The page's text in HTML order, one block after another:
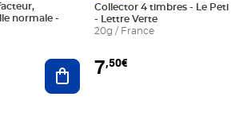
Ajouter au panier
Collector 4 timbres - Le Petit
- Lettre Verte
20g / France
7,50€